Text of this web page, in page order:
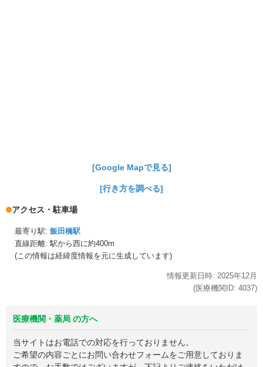
[Google Mapで見る]
[行き方を調べる]
アクセス・駐車場
最寄り駅: 飯田橋駅
直線距離: 駅から西に約400m
(この情報は経緯度情報を元に生成しています)
情報更新日時: 2025年12月
(医療機関ID: 4037)
医療機関・薬局 の方へ
当サイトはお電話での対応を行っておりません。
ご希望の内容ごとにお問い合わせフォームをご用意しておりま